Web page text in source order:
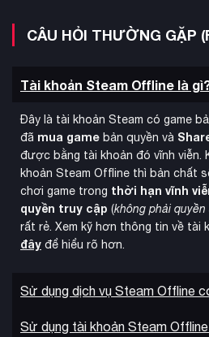
CÂU HỎI THƯỜNG GẶP
Tài khoản Steam Offline là
Đây là tài khoản Steam có game
đã mua game bản quyền và
được bằng tài khoản đó vĩnh viễn.
khoản Steam Offline thì bản chất
chơi game trong thời hạn vĩnh
quyền truy cập (không phải
rất rẻ. Xem kỹ hơn thông tin về tài
đây để hiểu rõ hơn.
Sử dụng dịch vụ Steam Offline
Sử dụng tài khoản Steam